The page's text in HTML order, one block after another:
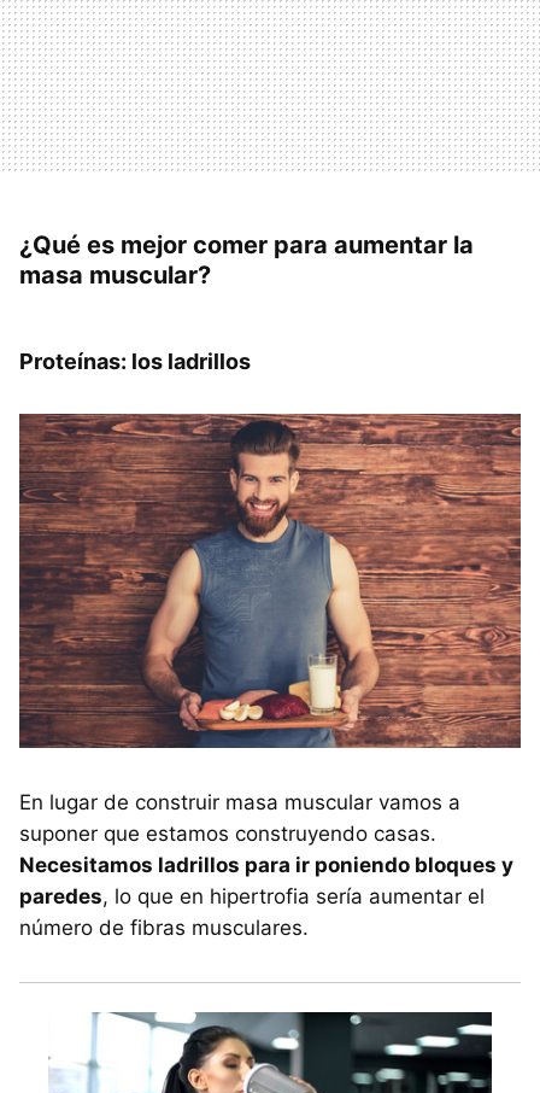
¿Qué es mejor comer para aumentar la
masa muscular?
Proteínas: los ladrillos
En lugar de construir masa muscular vamos a
suponer que estamos construyendo casas.
Necesitamos ladrillos para ir poniendo bloques y
paredes, lo que en hipertrofia sería aumentar el
número de fibras musculares.